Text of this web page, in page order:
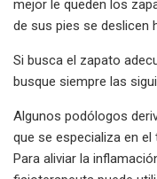
mejor le queden los
de sus pies se deslicen
Si busca el zapato
busque siempre las
Algunos podólogos
que se especializa en
Para aliviar la